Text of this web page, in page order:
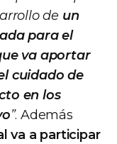
de un
para el
va aportar
cuidado de
en los
”. Además
va a participar